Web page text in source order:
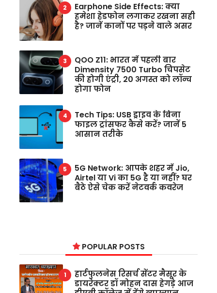
Earphone Side Effects: क्या
हमेशा हेडफोन लगाकर रखना सही
है? जानें कानों पर पड़ने वाले असर
QOO Z11: भारत में पहली बार
Dimensity 7500 Turbo चिपसेट
की होगी एंट्री, 20 अगस्त को लॉन्च
होगा फोन
Tech Tips: USB ड्राइव के बिना
फाइल ट्रांसफर कैसे करें? जानें 5
आसान तरीके
5G Network: आपके शहर में Jio,
Airtel या Vi का 5G है या नहीं? घर
बैठे ऐसे चेक करें नेटवर्क कवरेज
POPULAR POSTS
हार्टफुलनेस रिसर्च सेंटर मैसूर के
डायरेक्टर डॉ मोहन दास हेगड़े आज